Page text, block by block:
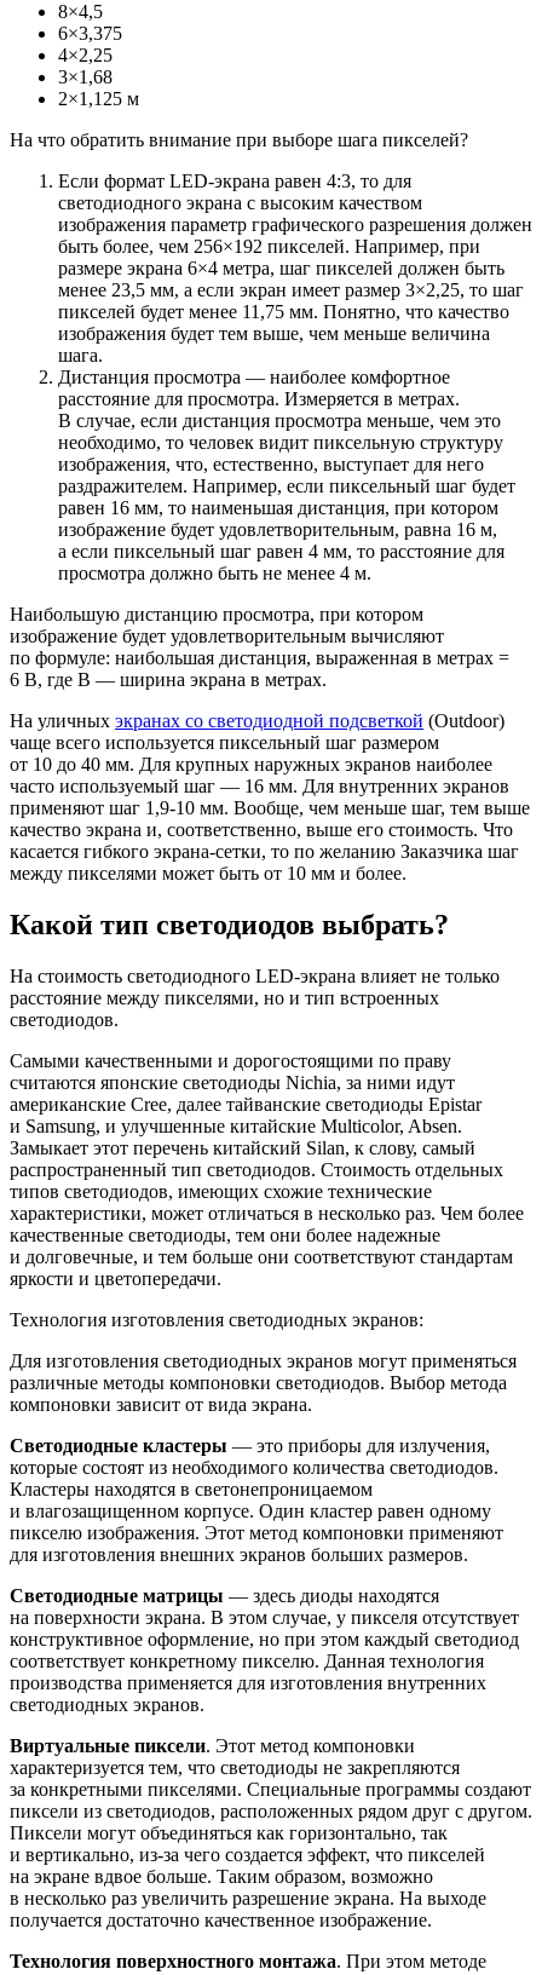
8×4,5
6×3,375
4×2,25
3×1,68
2×1,125 м
На что обратить внимание при выборе шага пикселей?
Если формат LED-экрана равен 4:3, то для
светодиодного экрана с высоким качеством
изображения параметр графического разрешения должен
быть более, чем 256×192 пикселей. Например, при
размере экрана 6×4 метра, шаг пикселей должен быть
менее 23,5 мм, а если экран имеет размер 3×2,25, то шаг
пикселей будет менее 11,75 мм. Понятно, что качество
изображения будет тем выше, чем меньше величина
шага.
Дистанция просмотра — наиболее комфортное
расстояние для просмотра. Измеряется в метрах.
В случае, если дистанция просмотра меньше, чем это
необходимо, то человек видит пиксельную структуру
изображения, что, естественно, выступает для него
раздражителем. Например, если пиксельный шаг будет
равен 16 мм, то наименьшая дистанция, при котором
изображение будет удовлетворительным, равна 16 м,
а если пиксельный шаг равен 4 мм, то расстояние для
просмотра должно быть не менее 4 м.
Наибольшую дистанцию просмотра, при котором
изображение будет удовлетворительным вычисляют
по формуле: наибольшая дистанция, выраженная в метрах =
6 В, где В — ширина экрана в метрах.
На уличных экранах со светодиодной подсветкой (Outdoor)
чаще всего используется пиксельный шаг размером
от 10 до 40 мм. Для крупных наружных экранов наиболее
часто используемый шаг — 16 мм. Для внутренних экранов
применяют шаг 1,9-10 мм. Вообще, чем меньше шаг, тем выше
качество экрана и, соответственно, выше его стоимость. Что
касается гибкого экрана-сетки, то по желанию Заказчика шаг
между пикселями может быть от 10 мм и более.
Какой тип светодиодов выбрать?
На стоимость светодиодного LED-экрана влияет не только
расстояние между пикселями, но и тип встроенных
светодиодов.
Самыми качественными и дорогостоящими по праву
считаются японские светодиоды Nichia, за ними идут
американские Cree, далее тайванские светодиоды Epistar
и Samsung, и улучшенные китайские Multicolor, Absen.
Замыкает этот перечень китайский Silan, к слову, самый
распространенный тип светодиодов. Стоимость отдельных
типов светодиодов, имеющих схожие технические
характеристики, может отличаться в несколько раз. Чем более
качественные светодиоды, тем они более надежные
и долговечные, и тем больше они соответствуют стандартам
яркости и цветопередачи.
Технология изготовления светодиодных экранов:
Для изготовления светодиодных экранов могут применяться
различные методы компоновки светодиодов. Выбор метода
компоновки зависит от вида экрана.
Светодиодные кластеры — это приборы для излучения,
которые состоят из необходимого количества светодиодов.
Кластеры находятся в светонепроницаемом
и влагозащищенном корпусе. Один кластер равен одному
пикселю изображения. Этот метод компоновки применяют
для изготовления внешних экранов больших размеров.
Светодиодные матрицы — здесь диоды находятся
на поверхности экрана. В этом случае, у пикселя отсутствует
конструктивное оформление, но при этом каждый светодиод
соответствует конкретному пикселю. Данная технология
производства применяется для изготовления внутренних
светодиодных экранов.
Виртуальные пиксели. Этот метод компоновки
характеризуется тем, что светодиоды не закрепляются
за конкретными пикселями. Специальные программы создают
пиксели из светодиодов, расположенных рядом друг с другом.
Пиксели могут объединяться как горизонтально, так
и вертикально, из-за чего создается эффект, что пикселей
на экране вдвое больше. Таким образом, возможно
в несколько раз увеличить разрешение экрана. На выходе
получается достаточно качественное изображение.
Технология поверхностного монтажа. При этом методе